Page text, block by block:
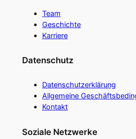
Team
Geschichte
Karriere
Datenschutz
Datenschutzerklärung
Allgemeine
Kontakt
Soziale Netzwerke